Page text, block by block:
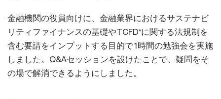
金融機関の役員向けに、金融業界におけるサステナビ
リティファイナンスの基礎やTCFD*に関する法規制を
含む要請をインプットする目的で1時間の勉強会を実施
しました。Q&Aセッションを設けたことで、疑問をそ
の場で解消できるようにしました。